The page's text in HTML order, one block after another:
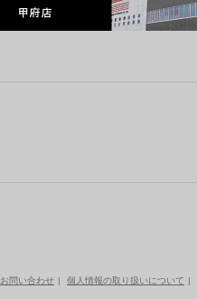
お問い合わせ 個人情報の取り扱いについて